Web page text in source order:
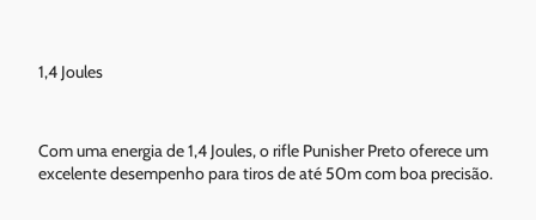
1,4 Joules
Com uma energia de 1,4 Joules, o rifle Punisher Preto oferece um
excelente desempenho para tiros de até 50m com boa precisão.